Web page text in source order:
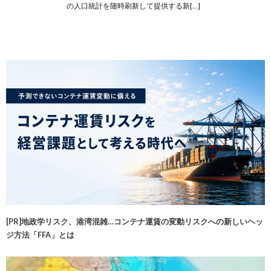
の人口統計を随時刷新して提供する新[…]
[PR]地政学リスク、港湾混雑…コンテナ運賃の変動リスクへの新しいヘッ
ジ方法「FFA」とは